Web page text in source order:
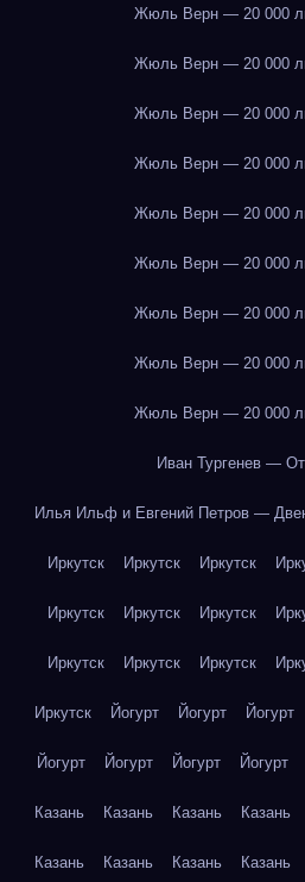
Жюль Верн — 20 000
Жюль Верн — 20 000
Жюль Верн — 20 000
Жюль Верн — 20 000
Жюль Верн — 20 000
Жюль Верн — 20 000
Жюль Верн — 20 000
Жюль Верн — 20 000
Жюль Верн — 20 000
Иван Тургенев —
Илья Ильф и Евгений Петров —
Иркутск Иркутск Иркутск
Иркутск Иркутск Иркутск
Иркутск Иркутск Иркутск
Иркутск Йогурт Йогурт Йогурт
Йогурт Йогурт Йогурт Йогурт
Казань Казань Казань Казань
Казань Казань Казань Казань